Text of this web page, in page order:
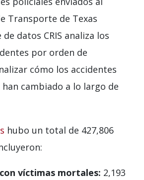
Transporte de Texas
de datos CRIS analiza los
por orden de
cómo los accidentes
cambiado a lo largo de
hubo un total de 427,806
víctimas mortales: 2,193